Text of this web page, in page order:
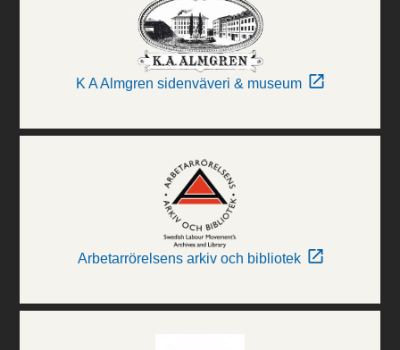
K A Almgren sidenväveri & museum
Arbetarrörelsens arkiv och bibliotek